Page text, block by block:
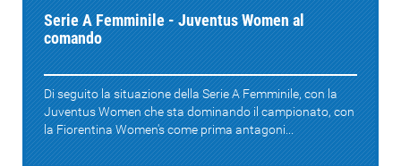
Serie A Femminile - Juventus Women al
comando
Di seguito la situazione della Serie A Femminile, con la
Juventus Women che sta dominando il campionato, con
la Fiorentina Women's come prima antagoni...